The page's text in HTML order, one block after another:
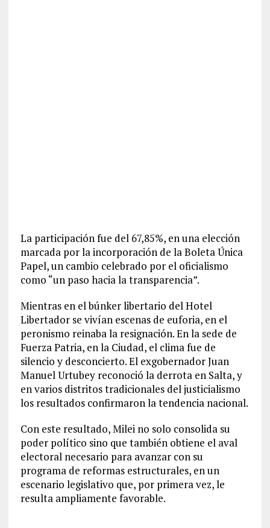
La participación fue del 67,85%, en una elección
marcada por la incorporación de la Boleta Única
Papel, un cambio celebrado por el oficialismo
como “un paso hacia la transparencia”.
Mientras en el búnker libertario del Hotel
Libertador se vivían escenas de euforia, en el
peronismo reinaba la resignación. En la sede de
Fuerza Patria, en la Ciudad, el clima fue de
silencio y desconcierto. El exgobernador Juan
Manuel Urtubey reconoció la derrota en Salta, y
en varios distritos tradicionales del justicialismo
los resultados confirmaron la tendencia nacional.
Con este resultado, Milei no solo consolida su
poder político sino que también obtiene el aval
electoral necesario para avanzar con su
programa de reformas estructurales, en un
escenario legislativo que, por primera vez, le
resulta ampliamente favorable.